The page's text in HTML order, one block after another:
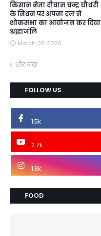
किसान नेता दीवान चन्द्र चौधरी
के निधन पर अपना दल ने
शोकसभा का आयोजन कर दिया
श्रद्धाजंलि
March 08, 2020
और नया
FOLLOW US
1.5k
2.7k
1.8k
FOOD